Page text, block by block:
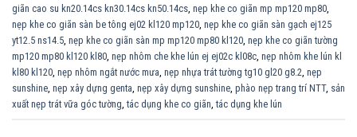
giãn cao su kn20.14cs kn30.14cs kn50.14cs, nẹp khe co giãn mp mp120 mp80,
nẹp khe co giãn sàn be tông ej02 kl120 mp120, nẹp khe co giãn sàn gạch ej125
yt12.5 ns14.5, nẹp khe co giãn sàn mp mp120 mp80 kl120, nẹp khe co giãn tường
mp120 mp80 kl120 kl80, nẹp nhôm che khe lún ej ej02c kl08c, nẹp nhôm khe lún kl
kl80 kl120, nẹp nhôm ngắt nước mưa, nẹp nhựa trát tường tg10 gl20 g8.2, nẹp
sunshine, nẹp xây dựng genta, nẹp xây dựng sunshine, phào nẹp trang trí NTT, sản
xuất nẹp trát vữa góc tường,tác dụng khe co giãn,tác dụng khe lún